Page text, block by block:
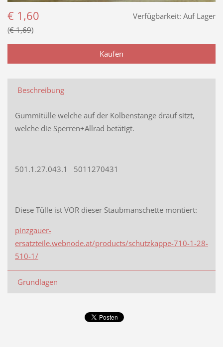
Verfügbarkeit: Auf Lager
€ 1,60
€ 1,69
Beschreibung
Gummitülle welche auf der Kolbenstange drauf sitzt,
welche die Sperren+Allrad betätigt.
501.1.27.043.1 5011270431
Diese Tülle ist VOR dieser Staubmanschette montiert:
pinzgauer-
ersatzteile.webnode.at/products/schutzkappe-710-1-28-
510-1/
Grundlagen